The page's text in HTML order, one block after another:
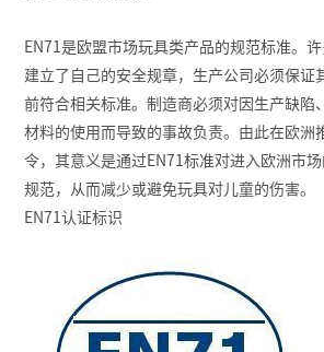
EN71是欧盟市场玩具类产品的规范标准。
建立了自己的安全规章，生产公司必须保证
前符合相关标准。制造商必须对因生产缺陷
材料的使用而导致的事故负责。由此在欧洲
令，其意义是通过EN71标准对进入欧洲市
规范，从而减少或避免玩具对儿童的伤害。
EN71认证标识